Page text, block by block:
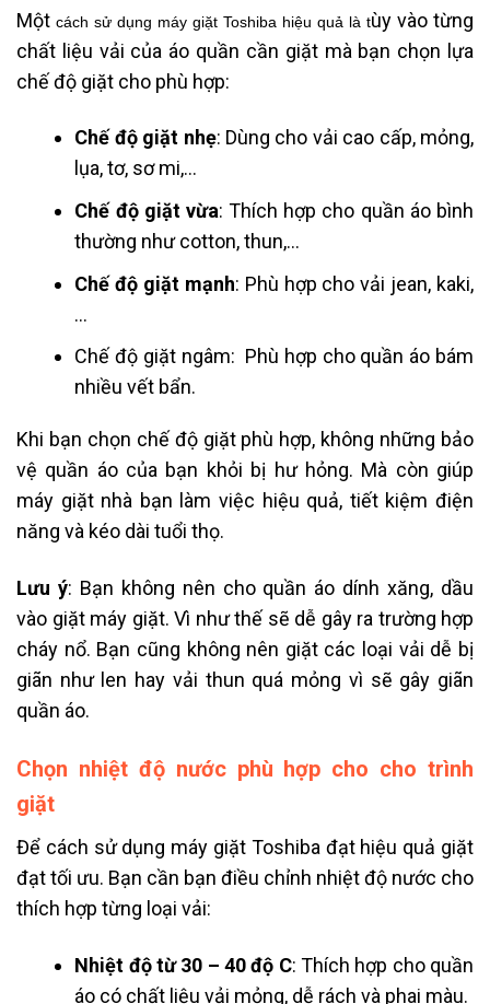
Một cách sử dụng máy giặt Toshiba hiệu quả là tùy vào từng
chất liệu vải của áo quần cần giặt mà bạn chọn lựa
chế độ giặt cho phù hợp:
Chế độ giặt nhẹ: Dùng cho vải cao cấp, mỏng,
lụa, tơ, sơ mi,…
Chế độ giặt vừa: Thích hợp cho quần áo bình
thường như cotton, thun,…
Chế độ giặt mạnh: Phù hợp cho vải jean, kaki,
…
Chế độ giặt ngâm: Phù hợp cho quần áo bám
nhiều vết bẩn.
Khi bạn chọn chế độ giặt phù hợp, không những bảo
vệ quần áo của bạn khỏi bị hư hỏng. Mà còn giúp
máy giặt nhà bạn làm việc hiệu quả, tiết kiệm điện
năng và kéo dài tuổi thọ.
Lưu ý: Bạn không nên cho quần áo dính xăng, dầu
vào giặt máy giặt. Vì như thế sẽ dễ gây ra trường hợp
cháy nổ. Bạn cũng không nên giặt các loại vải dễ bị
giãn như len hay vải thun quá mỏng vì sẽ gây giãn
quần áo.
Chọn nhiệt độ nước phù hợp cho cho trình
giặt
Để cách sử dụng máy giặt Toshiba đạt hiệu quả giặt
đạt tối ưu. Bạn cần bạn điều chỉnh nhiệt độ nước cho
thích hợp từng loại vải:
Nhiệt độ từ 30 – 40 độ C: Thích hợp cho quần
áo có chất liệu vải mỏng, dễ rách và phai màu.